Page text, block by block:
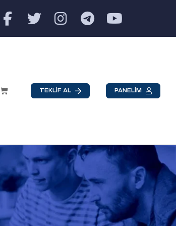
TEKLİF AL PANELİM